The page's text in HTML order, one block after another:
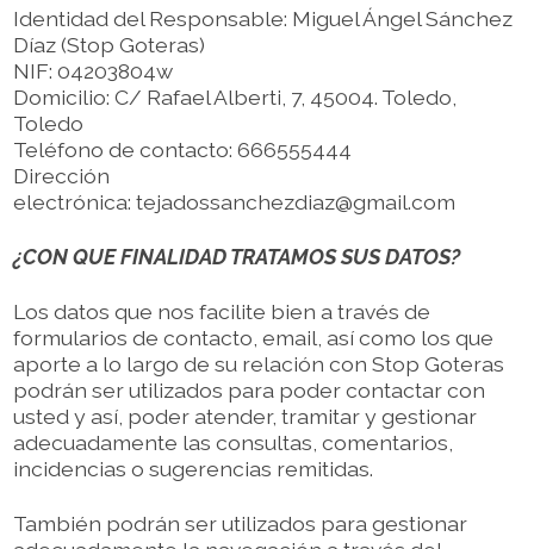
Identidad del Responsable: Miguel Ángel Sánchez
Díaz (Stop Goteras)
NIF: 04203804w
Domicilio: C/ Rafael Alberti, 7, 45004. Toledo,
Toledo
Teléfono de contacto: 666555444
Dirección
electrónica: tejadossanchezdiaz@gmail.com
¿CON QUE FINALIDAD TRATAMOS SUS DATOS?
Los datos que nos facilite bien a través de
formularios de contacto, email, así como los que
aporte a lo largo de su relación con Stop Goteras
podrán ser utilizados para poder contactar con
usted y así, poder atender, tramitar y gestionar
adecuadamente las consultas, comentarios,
incidencias o sugerencias remitidas.
También podrán ser utilizados para gestionar